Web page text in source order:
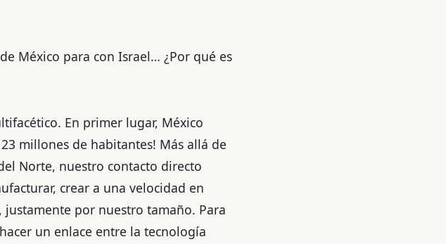
México para con Israel… ¿Por qué es
En primer lugar, México
millones de habitantes! Más allá de
Norte, nuestro contacto directo
crear a una velocidad en
por nuestro tamaño. Para
un enlace entre la tecnología